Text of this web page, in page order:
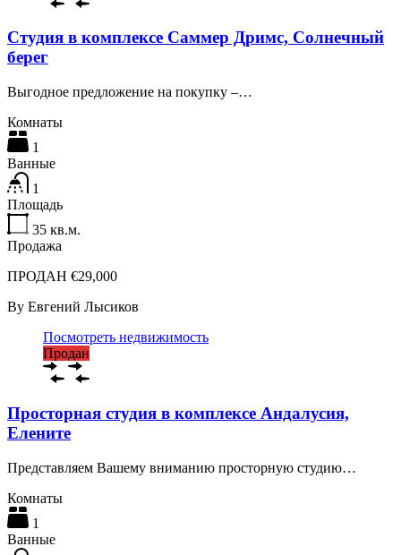
Студия в комплексе Саммер Дримс, Солнечный
берег
Выгодное предложение на покупку –…
Комнаты
1
Ванные
1
Площадь
35 кв.м.
Продажа
ПРОДАН €29,000
By Евгений Лысиков
Посмотреть недвижимость
Продан
Просторная студия в комплексе Андалусия,
Елените
Представляем Вашему вниманию просторную студию…
Комнаты
1
Ванные